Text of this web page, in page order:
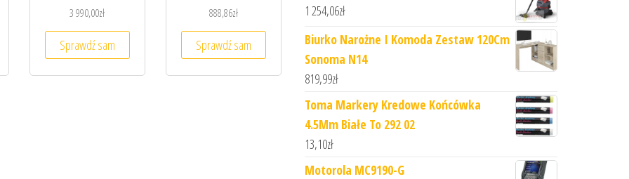
3 990,00zł
Sprawdź sam
888,86zł
Sprawdź sam
1 254,06zł
Biurko Narożne I Komoda Zestaw 120Cm
Sonoma N14
819,99zł
Toma Markery Kredowe Końcówka
4.5Mm Białe To 292 02
13,10zł
Motorola MC9190-G